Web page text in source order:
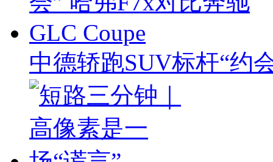
中德轿跑SUV标杆“约